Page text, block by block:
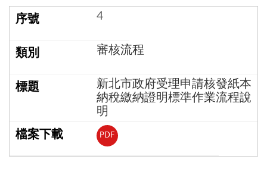
4
審核流程
新北市政府受理申請核發紙本
納稅繳納證明標準作業流程說
明
PDF